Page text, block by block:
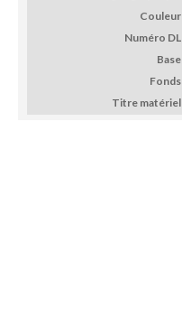
Couleur
Numéro DL
Base
Fonds
Titre matériel